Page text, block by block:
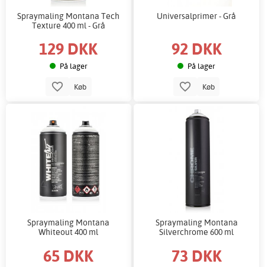
Spraymaling Montana Tech
Texture 400 ml - Grå
129 DKK
På lager
Køb
Universalprimer - Grå
92 DKK
På lager
Køb
Spraymaling Montana
Whiteout 400 ml
65 DKK
Spraymaling Montana
Silverchrome 600 ml
73 DKK